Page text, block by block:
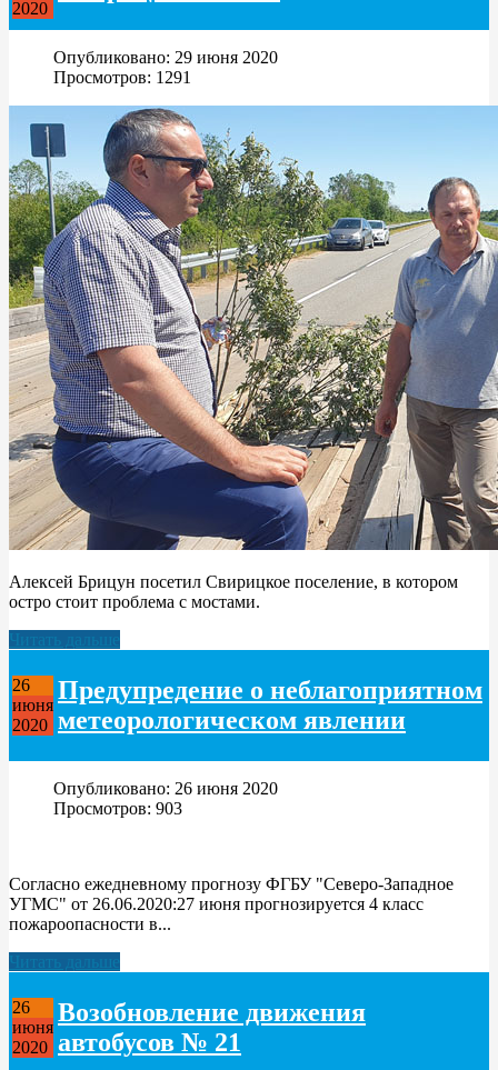
2020
Опубликовано: 29 июня 2020
Просмотров: 1291
Алексей Брицун посетил Свирицкое поселение, в котором
остро стоит проблема с мостами.
Читать дальше
26
июня
2020
Предупредение о неблагоприятном
метеорологическом явлении
Опубликовано: 26 июня 2020
Просмотров: 903
Согласно ежедневному прогнозу ФГБУ "Северо-Западное
УГМС" от 26.06.2020:27 июня прогнозируется 4 класс
пожароопасности в...
Читать дальше
26
июня
2020
Возобновление движения
автобусов № 21